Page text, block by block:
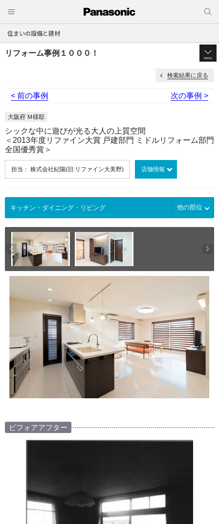
住まいの設備と建材
リフォーム事例１０００！
MENU
検索結果に戻る
< 前の事例 次の事例 >
大阪府 Ｍ様邸
シックな中に遊びが光る大人の上質空間
＜2013年度リファイン大賞 戸建部門 ミドルリフォーム部門
全国優秀賞＞
担当： 株式会社紀陽(旧:リファイン大美野) 店舗情報
他の部位
ビフォアアフター